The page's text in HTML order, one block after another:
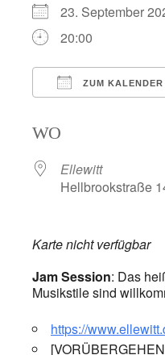
23. September
20:00
ZUM
WO
Ellewitt
Hellbrookstraße
Karte nicht verfügbar
Jam Session: Das
Musikstile sind
https://